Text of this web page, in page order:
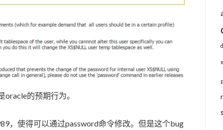
的预期行为。
，使得可以通过password命令修改。但是这个bug